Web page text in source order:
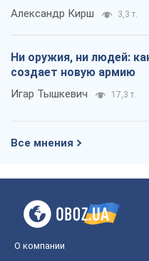
Александр Кирш 3,3 т.
Ни оружия, ни людей:
создает новую армию
Игар Тышкевич 17,3 т.
Все мнения
О компании